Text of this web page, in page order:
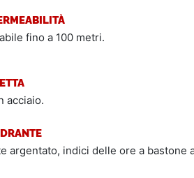
fino a 100 metri.
acciaio.
argentato, indici delle ore a bastone